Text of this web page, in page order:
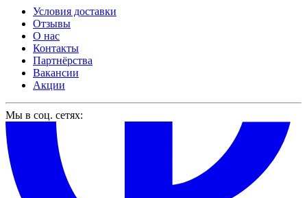
Условия доставки
Отзывы
О нас
Контакты
Партнёрства
Вакансии
Акции
Мы в соц. сетях: